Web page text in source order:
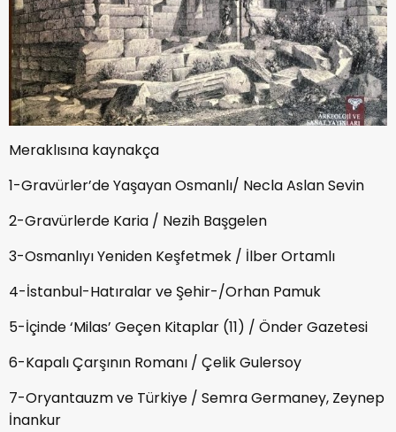
Meraklısına kaynakça
1-Gravürler’de Yaşayan Osmanlı/ Necla Aslan Sevin
2-Gravürlerde Karia / Nezih Başgelen
3-Osmanlıyı Yeniden Keşfetmek / İlber Ortamlı
4-İstanbul-Hatıralar ve Şehir-/Orhan Pamuk
5-İçinde ‘Milas’ Geçen Kitaplar (11) / Önder Gazetesi
6-Kapalı Çarşının Romanı / Çelik Gulersoy
7-Oryantauzm ve Türkiye / Semra Germaney, Zeynep
İnankur